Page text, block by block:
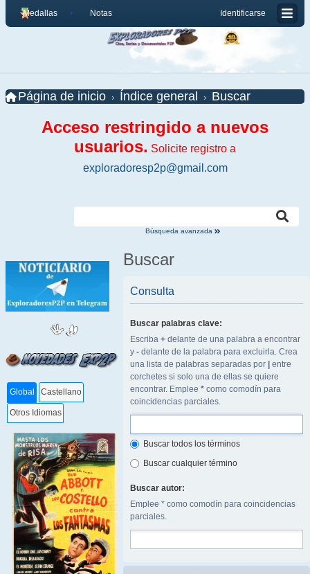
Identificarse
Medallas Notas
Página de inicio Índice general Buscar
Acceso restringido a nuevos
usuarios. Solicite registro a
exploradoresp2p@gmail.com
Búsqueda avanzada
Global Castellano
Otros Idiomas
Buscar
Consulta
Buscar palabras clave:
Escriba + delante de una palabra a encontrar
y - delante de la palabra para excluirla. Crea
una lista de palabras separadas por
entre
corchetes si solo una de ellas se quiere
encontrar. Emplee * como comodín para
coincidencias parciales.
Buscar todos los términos
Buscar cualquier término
Buscar autor:
Emplee * como comodín para coincidencias
parciales.